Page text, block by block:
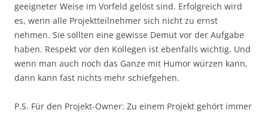
geeigneter Weise im Vorfeld gelöst sind. Erfolgreich wird
es, wenn alle Projektteilnehmer sich nicht zu ernst
nehmen. Sie sollten eine gewisse Demut vor der Aufgabe
haben. Respekt vor den Kollegen ist ebenfalls wichtig. Und
wenn man auch noch das Ganze mit Humor würzen kann,
dann kann fast nichts mehr schiefgehen.
P.S. Für den Projekt-Owner: Zu einem Projekt gehört immer